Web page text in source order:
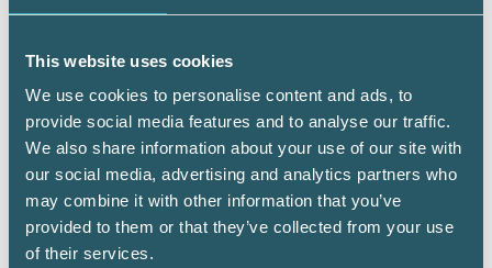
This website uses cookies
We use cookies to personalise content and ads, to
provide social media features and to analyse our traffic.
We also share information about your use of our site with
our social media, advertising and analytics partners who
may combine it with other information that you’ve
provided to them or that they’ve collected from your use
of their services.
samhället. Det gör vi bland annat genom
regelbundet bjuds in för att berätta om
branschen och de spännande
framtidsutsikterna som redovisnings- och
lönekonsult. Sedan 2022 arbetar även en
särskild grupp, på förbundsstyrelsens uppdrag,
med att öka kännedomen och efterfrågan
avseende de tjänster som byråer med
Auktoriserade konsulter erbjuder. Det sker
genom både riktade aktiviteter via kontakter